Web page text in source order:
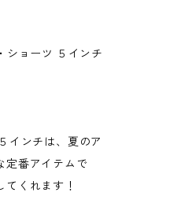
ョーツ ５インチ
インチは、夏のア
定番アイテムで
くれます！